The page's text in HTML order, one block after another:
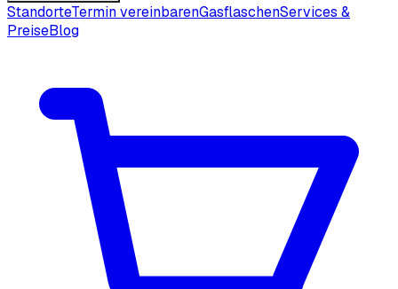
StandorteTermin vereinbarenGasflaschenServices &
PreiseBlog